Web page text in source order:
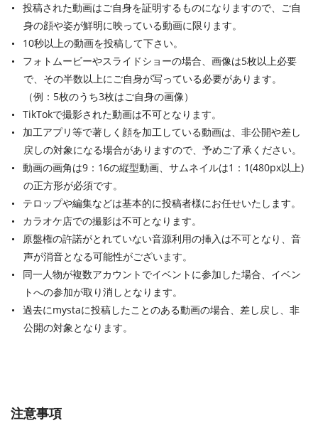
投稿された動画はご自身を証明するものになりますので、ご自
身の顔や姿が鮮明に映っている動画に限ります。
10秒以上の動画を投稿して下さい。
フォトムービーやスライドショーの場合、画像は5枚以上必要
で、その半数以上にご自身が写っている必要があります。
（例：5枚のうち3枚はご自身の画像）
TikTokで撮影された動画は不可となります。
加工アプリ等で著しく顔を加工している動画は、非公開や差し
戻しの対象になる場合がありますので、予めご了承ください。
動画の画角は9：16の縦型動画、サムネイルは1：1(480px以上)
の正方形が必須です。
テロップや編集などは基本的に投稿者様にお任せいたします。
カラオケ店での撮影は不可となります。
原盤権の許諾がとれていない音源利用の挿入は不可となり、音
声が消音となる可能性がございます。
同一人物が複数アカウントでイベントに参加した場合、イベン
トへの参加が取り消しとなります。
過去にmystaに投稿したことのある動画の場合、差し戻し、非
公開の対象となります。
注意事項